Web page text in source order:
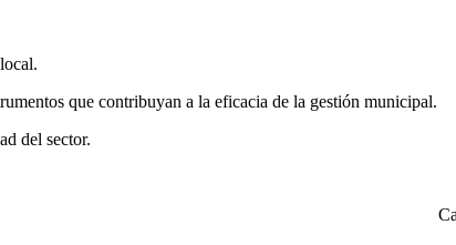
que contribuyan a la eficacia de la gestión municipal.
del sector.